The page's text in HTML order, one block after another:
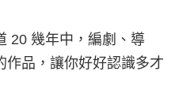
20 幾年中，編劇、導
作品，讓你好好認識多才